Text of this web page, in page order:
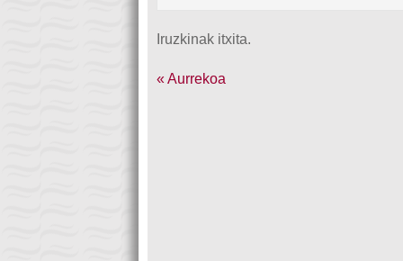
Iruzkinak itxita.
« Aurrekoa